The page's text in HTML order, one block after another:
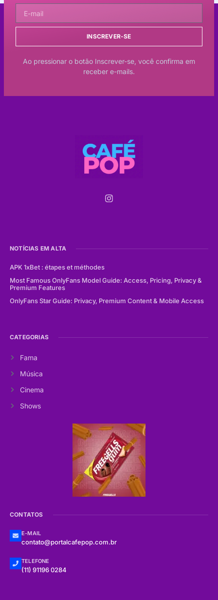
INSCREVER-SE
Ao pressionar o botão Inscrever-se, você confirma em
receber e-mails.
NOTÍCIAS EM ALTA
APK 1xBet : étapes et méthodes
Most Famous OnlyFans Model Guide: Access, Pricing, Privacy &
Premium Features
OnlyFans Star Guide: Privacy, Premium Content & Mobile Access
CATEGORIAS
Fama
Música
Cinema
Shows
CONTATOS
E-MAIL
contato@portalcafepop.com.br
TELEFONE
(11) 91196 0284